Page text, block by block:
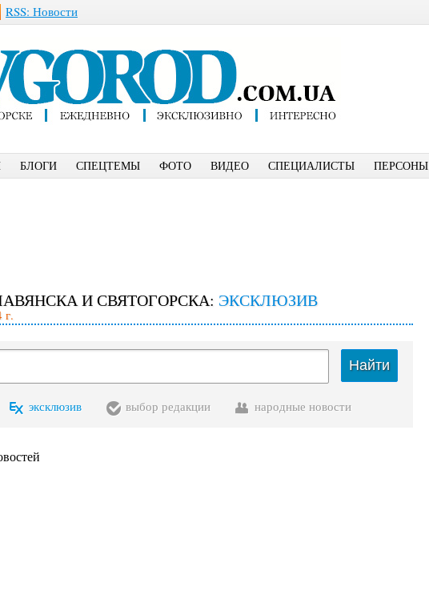
RSS: Новости
БЛОГИ СПЕЦТЕМЫ ФОТО ВИДЕО СПЕЦИАЛИСТЫ ПЕРСОНЫ
И СВЯТОГОРСКА: ЭКСКЛЮЗИВ
г.
Найти
эксклюзив выбор редакции народные новости